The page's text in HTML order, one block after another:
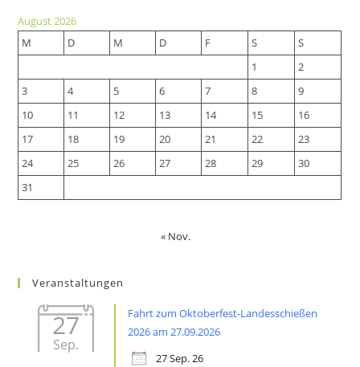
tab
new
tab
August 2026
M
D M D F S
S
1
2
3
4 5 6 7 8
9
10
11 12 13 14 15
16
17
18 19 20 21 22
23
24
25 26 27 28 29
30
31
« Nov.
Veranstaltungen
27
Sep.
Fahrt zum Oktoberfest-Landesschießen
2026 am 27.09.2026
27 Sep. 26